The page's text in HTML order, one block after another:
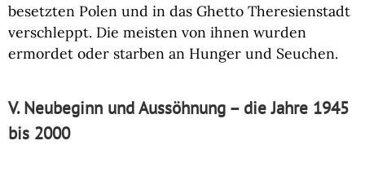
besetzten Polen und in das Ghetto Theresienstadt
verschleppt. Die meisten von ihnen wurden
ermordet oder starben an Hunger und Seuchen.
V. Neubeginn und Aussöhnung – die Jahre 1945
bis 2000